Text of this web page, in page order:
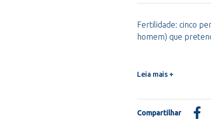
Fertilidade: cinco
homem) que
Leia mais +
Compartilhar